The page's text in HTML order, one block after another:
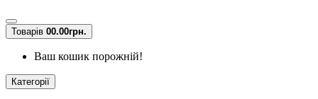
Товарів 00.00грн.
Ваш кошик порожній!
Категорії